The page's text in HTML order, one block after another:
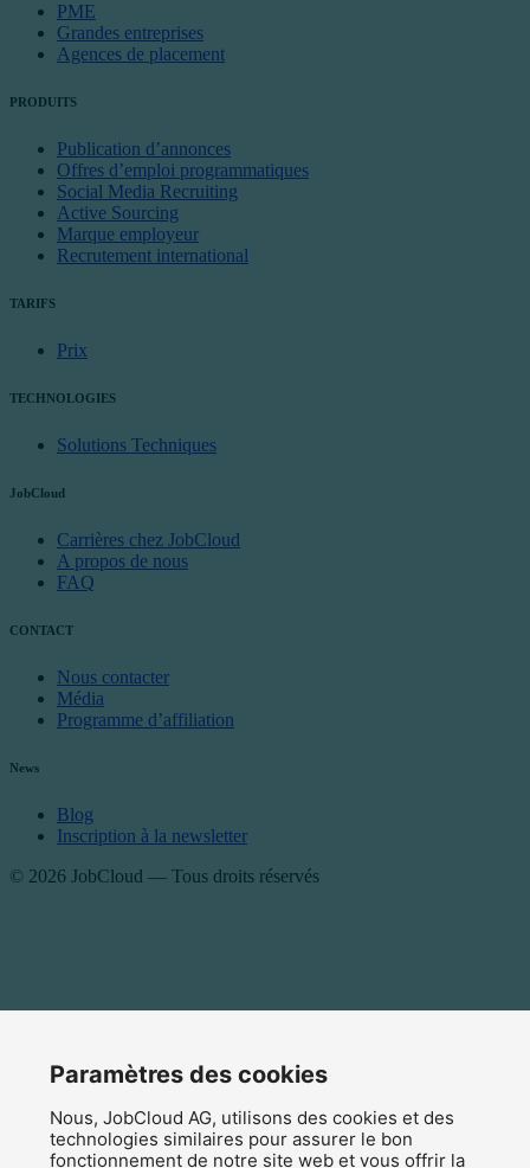
PME
Grandes entreprises
Agences de placement
PRODUITS
Publication d’annonces
Offres d’emploi programmatiques
Social Media Recruiting
Active Sourcing
Marque employeur
Recrutement international
TARIFS
Prix
TECHNOLOGIES
Solutions Techniques
JobCloud
Carrières chez JobCloud
A propos de nous
FAQ
CONTACT
Nous contacter
Média
Programme d’affiliation
News
Blog
Inscription à la newsletter
© 2026 JobCloud — Tous droits réservés
Protection des données
Conditions générales (CG)
Paramètres des cookies
Paramètres des cookies
Nous, JobCloud AG, utilisons des cookies et des
technologies similaires pour assurer le bon
fonctionnement de notre site web et vous offrir la